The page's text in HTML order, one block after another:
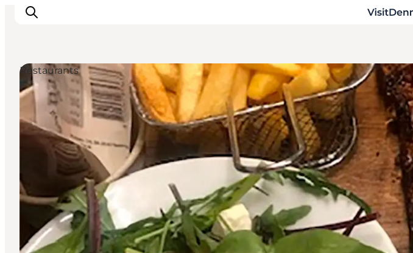
Inspirations
Destinations
Quoi faire
Hébergements
Planifiez votre voyage
Restaurants